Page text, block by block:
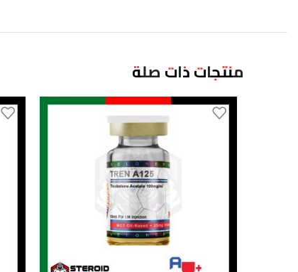
منتجات ذات صلة